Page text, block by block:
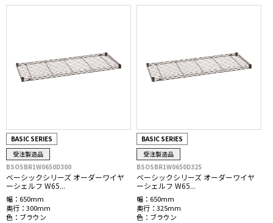
BASIC SERIES
受注製造品
BSOSBR1W0650D300
ベーシックシリーズ オーダーワイヤ
ーシェルフ W65...
幅： 650mm
奥行： 300mm
色： ブラウン
BASIC SERIES
受注製造品
BSOSBR1W0650D325
ベーシックシリーズ オーダーワイヤ
ーシェルフ W65...
幅： 650mm
奥行： 325mm
色： ブラウン